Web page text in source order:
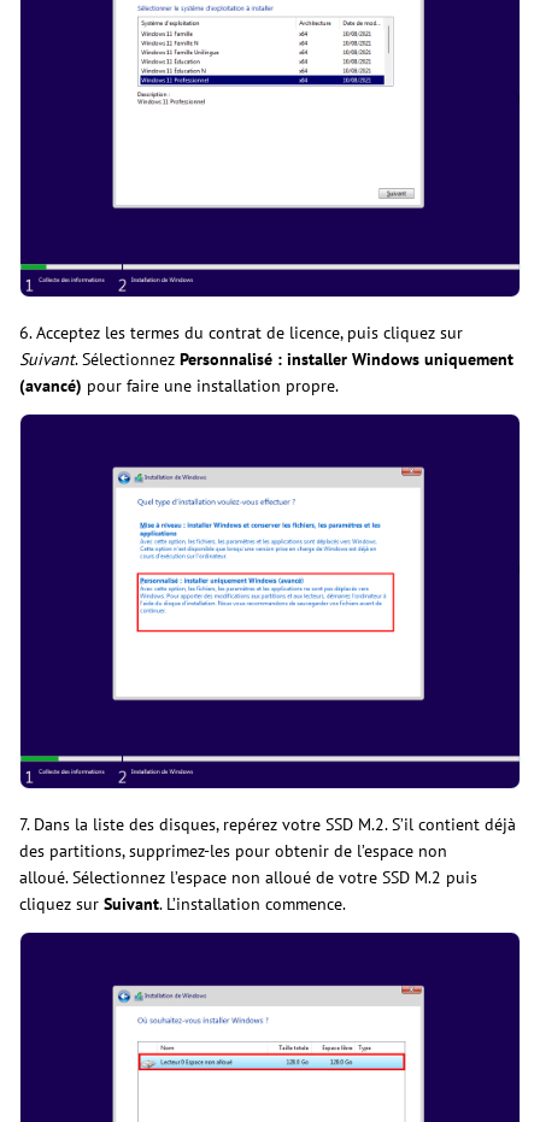
6. Acceptez les termes du contrat de licence, puis cliquez sur
Suivant. Sélectionnez Personnalisé : installer Windows uniquement
(avancé) pour faire une installation propre.
7. Dans la liste des disques, repérez votre SSD M.2. S’il contient déjà
des partitions, supprimez-les pour obtenir de l’espace non
alloué. Sélectionnez l’espace non alloué de votre SSD M.2 puis
cliquez sur Suivant. L’installation commence.